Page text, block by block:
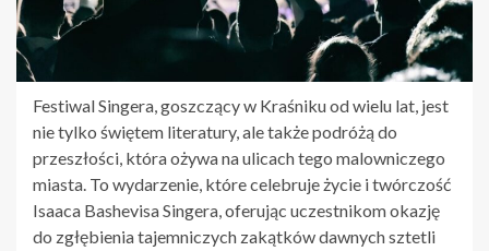
Festiwal Singera, goszczący w Kraśniku od wielu lat, jest
nie tylko świętem literatury, ale także podróżą do
przeszłości, która ożywa na ulicach tego malowniczego
miasta. To wydarzenie, które celebruje życie i twórczość
Isaaca Bashevisa Singera, oferując uczestnikom okazję
do zgłębienia tajemniczych zakątków dawnych sztetli